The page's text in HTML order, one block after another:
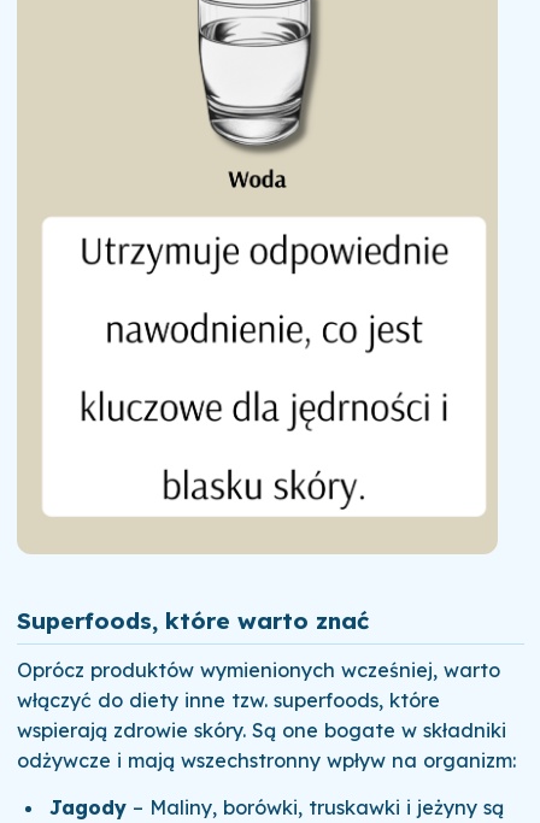
Superfoods, które warto znać
Oprócz produktów wymienionych wcześniej, warto
włączyć do diety inne tzw. superfoods, które
wspierają zdrowie skóry. Są one bogate w składniki
odżywcze i mają wszechstronny wpływ na organizm:
Jagody – Maliny, borówki, truskawki i jeżyny są